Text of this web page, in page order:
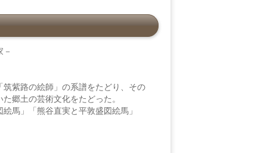
紫路の絵師」の系譜をたどり、その
郷土の芸術文化をたどった。
馬」「熊谷直実と平敦盛図絵馬」